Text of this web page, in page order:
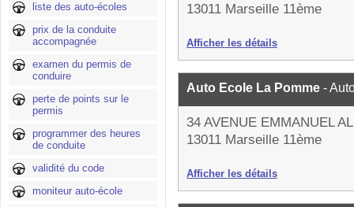
liste des auto-écoles
prix de la conduite
accompagnée
examen du permis de
conduire
perte de points sur le
permis
programmer des heures
de conduite
validité du code
moniteur auto-école
13011 Marseille 11ème
Afficher les détails
Auto Ecole La Pomme -
34 AVENUE EMMANUEL
13011 Marseille 11ème
Afficher les détails